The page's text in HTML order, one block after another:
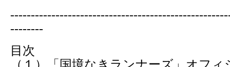
--------
目次